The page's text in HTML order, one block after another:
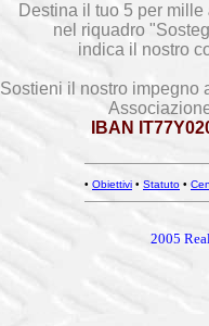
Destina il tuo 5 per mille
nel riquadro
indica il nostro
Sostieni il nostro impegno
IBAN
• Obiettivi • Statuto •
2005